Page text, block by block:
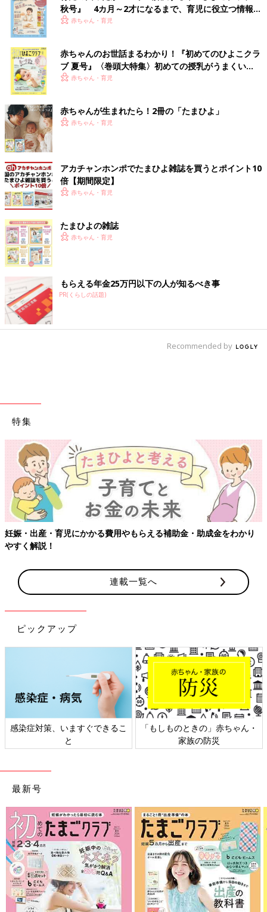
秋号』 4カ月～2才になるまで、育児に役立つ情報が
いっぱい！
赤ちゃん・育児
赤ちゃんのお世話まるわかり！『初めてのひよこクラ
ブ 夏号』〈巻頭大特集〉初めての授乳がうまくい
く！ おっぱい・ミルクの基本と夏のトラブル 解決テ
赤ちゃん・育児
赤ちゃんが生まれたら！2冊の「たまひよ」
赤ちゃん・育児
アカチャンホンポでたまひよ雑誌を買うとポイント10
倍【期間限定】
赤ちゃん・育児
たまひよの雑誌
赤ちゃん・育児
もらえる年金25万円以下の人が知るべき事
PR(くらしの話題)
Recommended by
特集
妊娠・出産・育児にかかる費用やもらえる補助金・助成金をわかり
やすく解説！
連載一覧へ
ピックアップ
感染症対策、いますぐできるこ
と
「もしものときの」赤ちゃん・
家族の防災
最新号